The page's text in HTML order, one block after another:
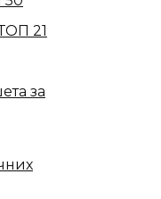
21
за